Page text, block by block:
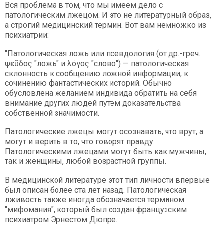
Вся проблема в том, что мы имеем дело с
патологическим лжецом. И это не литературный образ,
а строгий медицинский термин. Вот вам немножко из
психиатрии:
"Патологическая ложь или псевдология (от др.-греч.
ψεῦδος "ложь" и λόγος "слово") — патологическая
склонность к сообщению ложной информации, к
сочинению фантастических историй. Обычно
обусловлена желанием индивида обратить на себя
внимание других людей путём доказательства
собственной значимости.
Патологические лжецы могут осознавать, что врут, а
могут и верить в то, что говорят правду.
Патологическими лжецами могут быть как мужчины,
так и женщины, любой возрастной группы.
В медицинской литературе этот тип личности впервые
был описан более ста лет назад. Патологическая
лживость также иногда обозначается термином
"мифомания", который был создан французским
психиатром Эрнестом Дюпре.